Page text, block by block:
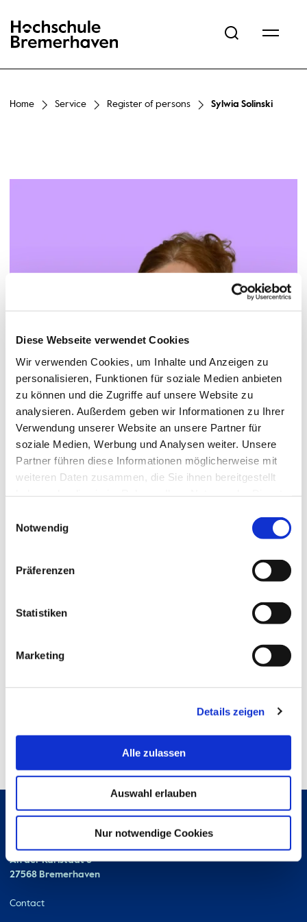
Diese Webseite verwendet Cookies
Wir verwenden Cookies, um Inhalte und Anzeigen zu
personalisieren, Funktionen für soziale Medien anbieten
zu können und die Zugriffe auf unsere Website zu
analysieren. Außerdem geben wir Informationen zu Ihrer
Verwendung unserer Website an unsere Partner für
soziale Medien, Werbung und Analysen weiter. Unsere
Partner führen diese Informationen möglicherweise mit
weiteren Daten zusammen, die Sie ihnen bereitgestellt
Notwendig
Präferenzen
Statistiken
Marketing
Details zeigen
Alle zulassen
Auswahl erlauben
Nur notwendige Cookies
Hochschule Bremerhaven
Home Service Register of persons Sylwia Solinski
Postal Address:
An der Karlstadt 8
Contact
An der Karlstadt 8
27568 Bremerhaven
Ressourcen
Contact